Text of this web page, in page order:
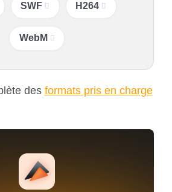
SWF H264
WebM
des formats pris en charge